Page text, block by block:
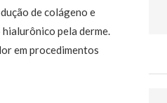
de colágeno e
pela derme.
em procedimentos